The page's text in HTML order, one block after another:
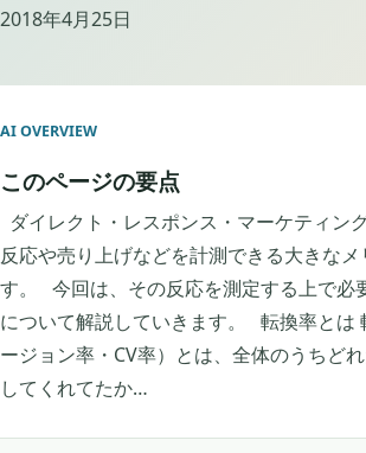
2018年4月25日
AI OVERVIEW
このページの要点
ダイレクト・レスポンス・マーケティン
反応や売り上げなどを計測できる大きなメ
す。 今回は、その反応を測定する上で必
について解説していきます。 転換率とは
ージョン率・CV率）とは、全体のうちど
してくれてたか…